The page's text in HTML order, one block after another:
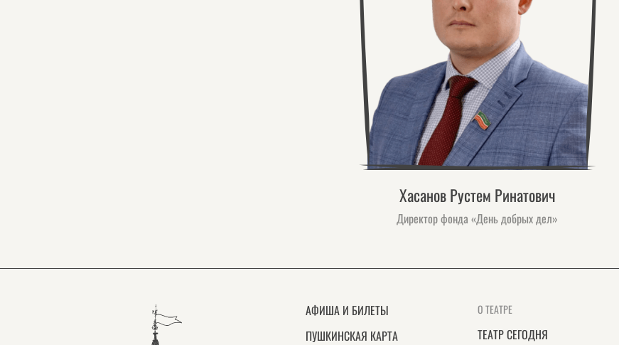
Хасанов Рустем Ринатович
Директор фонда «День добрых дел»
АФИША И БИЛЕТЫ
ПУШКИНСКАЯ КАРТА
О ТЕАТРЕ
ТЕАТР СЕГОДНЯ